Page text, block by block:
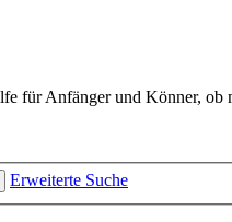
für Anfänger und Könner, ob
Erweiterte Suche